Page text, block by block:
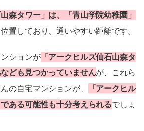
森タワー」は、「青山学院幼稚園」
置しており、通いやすい距離です。
ションが 「アークヒルズ仙石山森タ
ども見つかっていませんが、これら
の自宅マンションが、
「アークヒル
ある可能性も十分考えられるでしょ